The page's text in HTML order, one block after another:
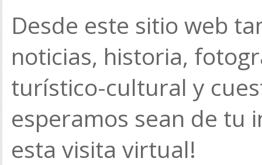
Desde este sitio web
noticias, historia,
turístico-cultural y
esperamos sean de tu
esta visita virtual!